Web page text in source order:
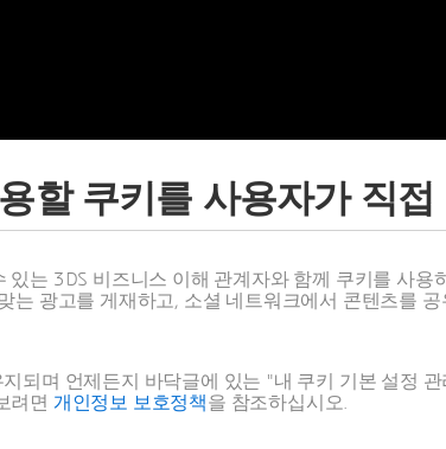
빛을 볼 기회조차 가지지 못하고 사라지는 경우가
결함이 있어서가 아닙니다. 문제는 대체로
할 쿠키를 사용자가 직접
있는 3DS 비즈니스 이해 관계자와 함께 쿠키를 사
는 광고를 게재하고, 소셜 네트워크에서 콘텐츠를
되며 언제든지 바닥글에 있는 "내 쿠키 기본 설정
려면 개인정보 보호정책을 참조하십시오.